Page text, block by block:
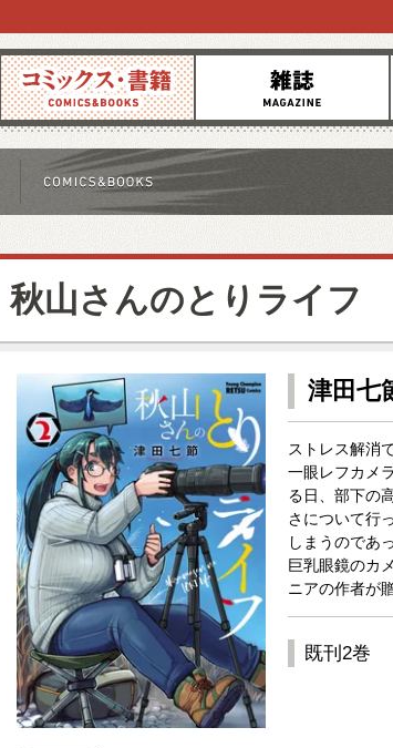
コミックス 雑誌
秋山さんのとりライフ
津田七
ストレス解消
一眼レフカメ
る日、部下の
さについて行
しまうのであ
巨乳眼鏡のカ
ニアの作者が
既刊2巻